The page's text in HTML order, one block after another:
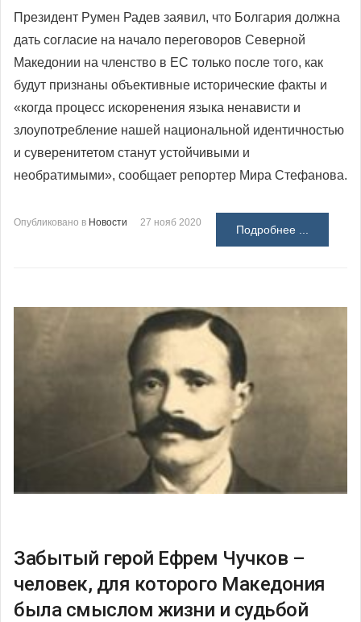
Президент Румен Радев заявил, что Болгария должна
дать согласие на начало переговоров Северной
Македонии на членство в ЕС только после того, как
будут признаны объективные исторические факты и
«когда процесс искоренения языка ненависти и
злоупотребление нашей национальной идентичностью
и суверенитетом станут устойчивыми и
необратимыми», сообщает репортер Мира Стефанова.
Опубликовано в Новости 27 нояб 2020
Подробнее ...
Забытый герой Ефрем Чучков –
человек, для которого Македония
была смыслом жизни и судьбой